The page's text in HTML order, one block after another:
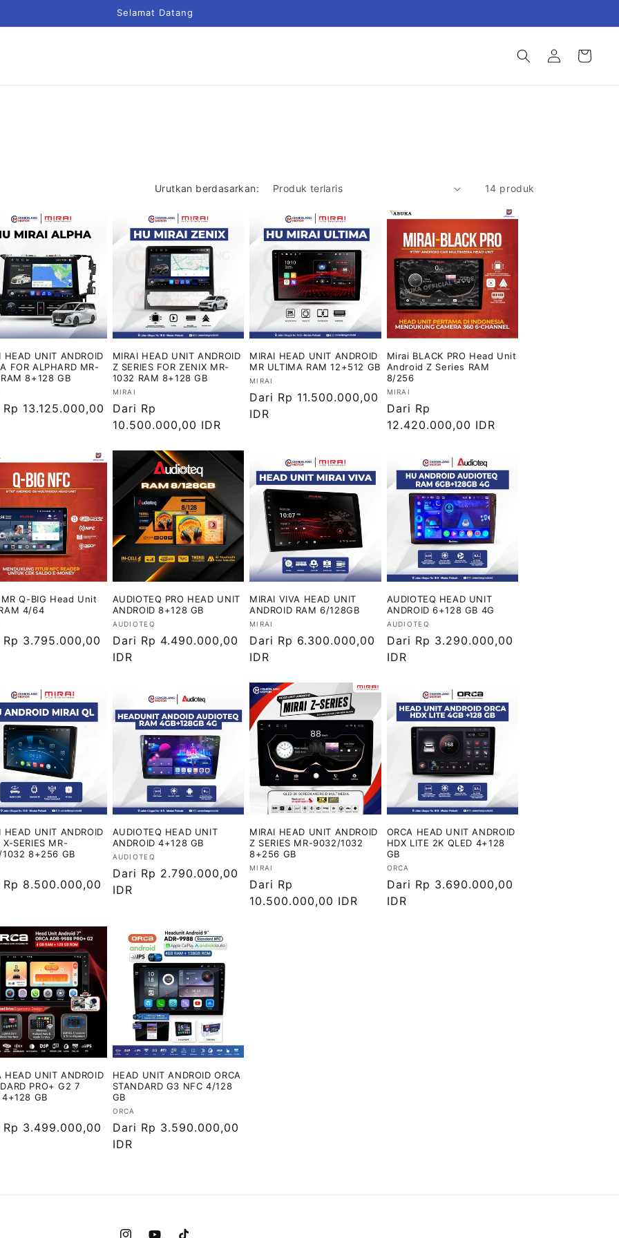
Selamat Datang
LoginKeranjang
Urutkan berdasarkan: 14 produk
HEAD UNIT ANDROID
FOR ALPHARD MR-
8+128 GB
13.125.000,00
MIRAI HEAD UNIT ANDROID
Z SERIES FOR ZENIX MR-
1032 RAM 8+128 GB
Vendor:
MIRAI
Harga
reguler
Dari Rp
10.500.000,00 IDR
MIRAI HEAD UNIT ANDROID
MR ULTIMA RAM 12+512 GB
Vendor:
MIRAI
Harga
reguler
Dari Rp 11.500.000,00
IDR
Mirai BLACK PRO Head Unit
Android Z Series RAM
8/256
Vendor:
MIRAI
Harga
reguler
Dari Rp
12.420.000,00 IDR
Q-BIG Head Unit
4/64
Rp 3.795.000,00
AUDIOTEQ PRO HEAD UNIT
ANDROID 8+128 GB
Vendor:
AUDIOTEQ
Harga
reguler
Dari Rp 4.490.000,00
IDR
MIRAI VIVA HEAD UNIT
ANDROID RAM 6/128GB
Vendor:
MIRAI
Harga
reguler
Dari Rp 6.300.000,00
IDR
AUDIOTEQ HEAD UNIT
ANDROID 6+128 GB 4G
Vendor:
AUDIOTEQ
Harga
reguler
Dari Rp 3.290.000,00
IDR
HEAD UNIT ANDROID
X-SERIES MR-
8+256 GB
Rp 8.500.000,00
AUDIOTEQ HEAD UNIT
ANDROID 4+128 GB
Vendor:
AUDIOTEQ
Harga
reguler
Dari Rp 2.790.000,00
IDR
MIRAI HEAD UNIT ANDROID
Z SERIES MR-9032/1032
8+256 GB
Vendor:
MIRAI
Harga
reguler
Dari Rp
10.500.000,00 IDR
ORCA HEAD UNIT ANDROID
HDX LITE 2K QLED 4+128
GB
Vendor:
ORCA
Harga
reguler
Dari Rp 3.690.000,00
IDR
HEAD UNIT ANDROID
PRO+ G2 7
4+128 GB
Rp 3.499.000,00
HEAD UNIT ANDROID ORCA
STANDARD G3 NFC 4/128
GB
Vendor:
ORCA
Harga
reguler
Dari Rp 3.590.000,00
IDR